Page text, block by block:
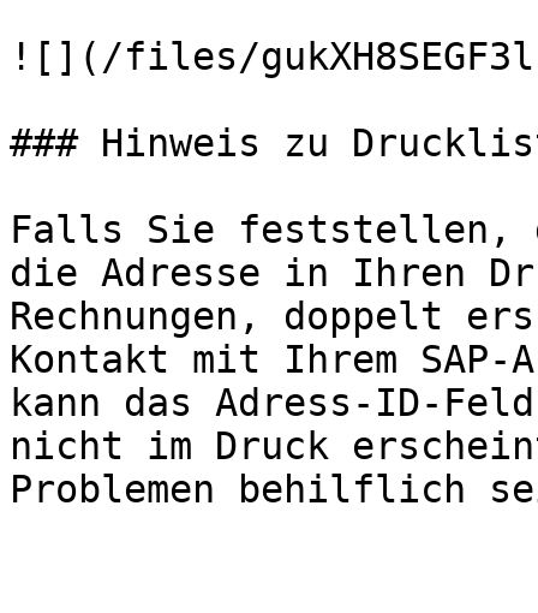
![](/files/
### Hinweis zu
Falls Sie feststellen,
die Adresse in Ihren
Rechnungen, doppelt
Kontakt mit Ihrem
kann das Adress-ID-
nicht im Druck